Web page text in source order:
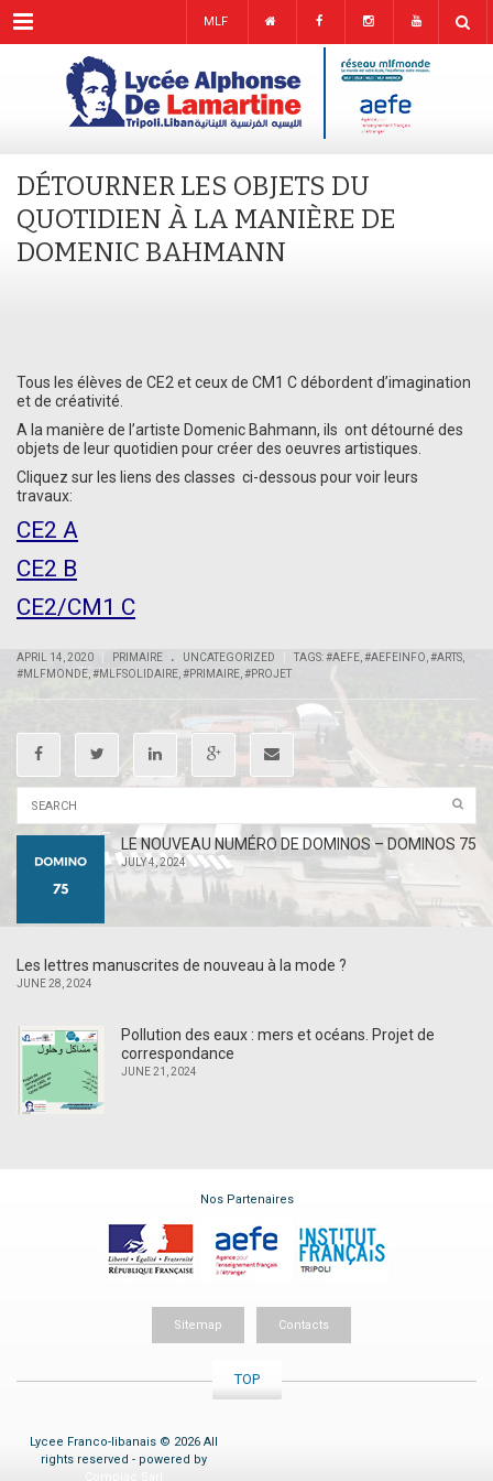
Menu MLF
DÉTOURNER LES OBJETS DU
QUOTIDIEN À LA MANIÈRE DE
DOMENIC BAHMANN
Tous les élèves de CE2 et ceux de CM1 C débordent d’imagination
et de créativité.
A la manière de l’artiste Domenic Bahmann, ils ont détourné des
objets de leur quotidien pour créer des oeuvres artistiques.
Cliquez sur les liens des classes ci-dessous pour voir leurs
travaux:
CE2 A
CE2 B
CE2/CM1 C
APRIL 14, 2020 PRIMAIRE . UNCATEGORIZED TAGS:#AEFE #AEFEINFO #ARTS
#MLFMONDE #MLFSOLIDAIRE #PRIMAIRE #PROJET
LE NOUVEAU NUMÉRO DE DOMINOS – DOMINOS 75
JULY 4, 2024
Les lettres manuscrites de nouveau à la mode ?
JUNE 28, 2024
Pollution des eaux : mers et océans. Projet de
correspondance
JUNE 21, 2024
Nos Partenaires
Sitemap Contacts
TOP
Lycee Franco-libanais © 2026 All
rights reserved - powered by